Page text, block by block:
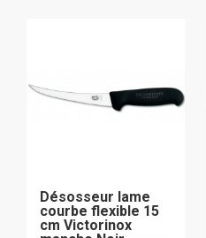
Désosseur lame
courbe flexible 15
cm Victorinox